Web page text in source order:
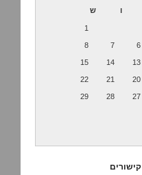
ו ש
1
6
7
8
13
14
15
20
21
22
27
28
29
קישורים